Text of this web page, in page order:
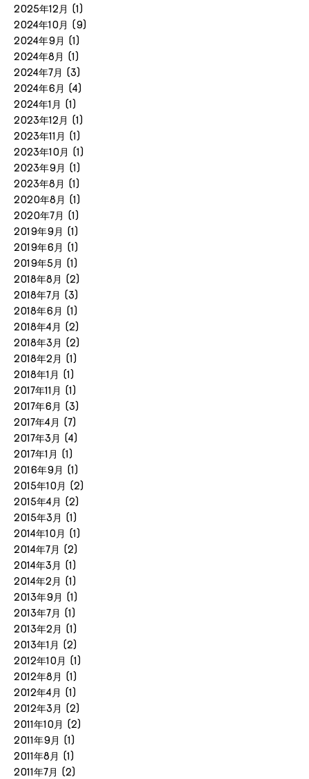
2025年12月 (1)
2024年10月 (9)
2024年9月 (1)
2024年8月 (1)
2024年7月 (3)
2024年6月 (4)
2024年1月 (1)
2023年12月 (1)
2023年11月 (1)
2023年10月 (1)
2023年9月 (1)
2023年8月 (1)
2020年8月 (1)
2020年7月 (1)
2019年9月 (1)
2019年6月 (1)
2019年5月 (1)
2018年8月 (2)
2018年7月 (3)
2018年6月 (1)
2018年4月 (2)
2018年3月 (2)
2018年2月 (1)
2018年1月 (1)
2017年11月 (1)
2017年6月 (3)
2017年4月 (7)
2017年3月 (4)
2017年1月 (1)
2016年9月 (1)
2015年10月 (2)
2015年4月 (2)
2015年3月 (1)
2014年10月 (1)
2014年7月 (2)
2014年3月 (1)
2014年2月 (1)
2013年9月 (1)
2013年7月 (1)
2013年2月 (1)
2013年1月 (2)
2012年10月 (1)
2012年8月 (1)
2012年4月 (1)
2012年3月 (2)
2011年10月 (2)
2011年9月 (1)
2011年8月 (1)
2011年7月 (2)